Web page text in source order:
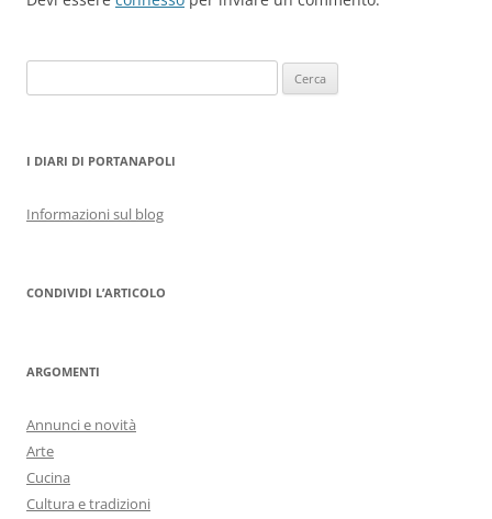
per:
I DIARI DI PORTANAPOLI
Informazioni sul blog
CONDIVIDI L’ARTICOLO
ARGOMENTI
Annunci e novità
Arte
Cucina
Cultura e tradizioni